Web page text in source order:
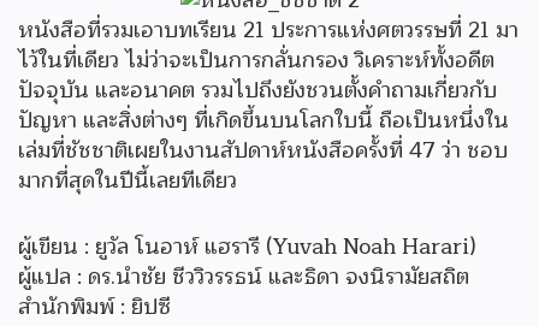
หนังสือที่รวมเอาบทเรียน 21 ประการแห่งศตวรรษที่ 21 มา
ไว้ในที่เดียว ไม่ว่าจะเป็นการกลั่นกรอง วิเคราะห์ทั้งอดีต
ปัจจุบัน และอนาคต รวมไปถึงยังชวนตั้งคำถามเกี่ยวกับ
ปัญหา และสิ่งต่างๆ ที่เกิดขึ้นบนโลกใบนี้ ถือเป็นหนึ่งใน
เล่มที่ชัชชาติเผยในงานสัปดาห์หนังสือครั้งที่ 47 ว่า ชอบ
มากที่สุดในปีนี้เลยทีเดียว
ผู้เขียน : ยูวัล โนอาห์ แฮรารี (Yuvah Noah Harari)
ผู้แปล : ดร.นำชัย ชีววิวรรธน์ และธิดา จงนิรามัยสถิต
สำนักพิมพ์ : ยิปซี